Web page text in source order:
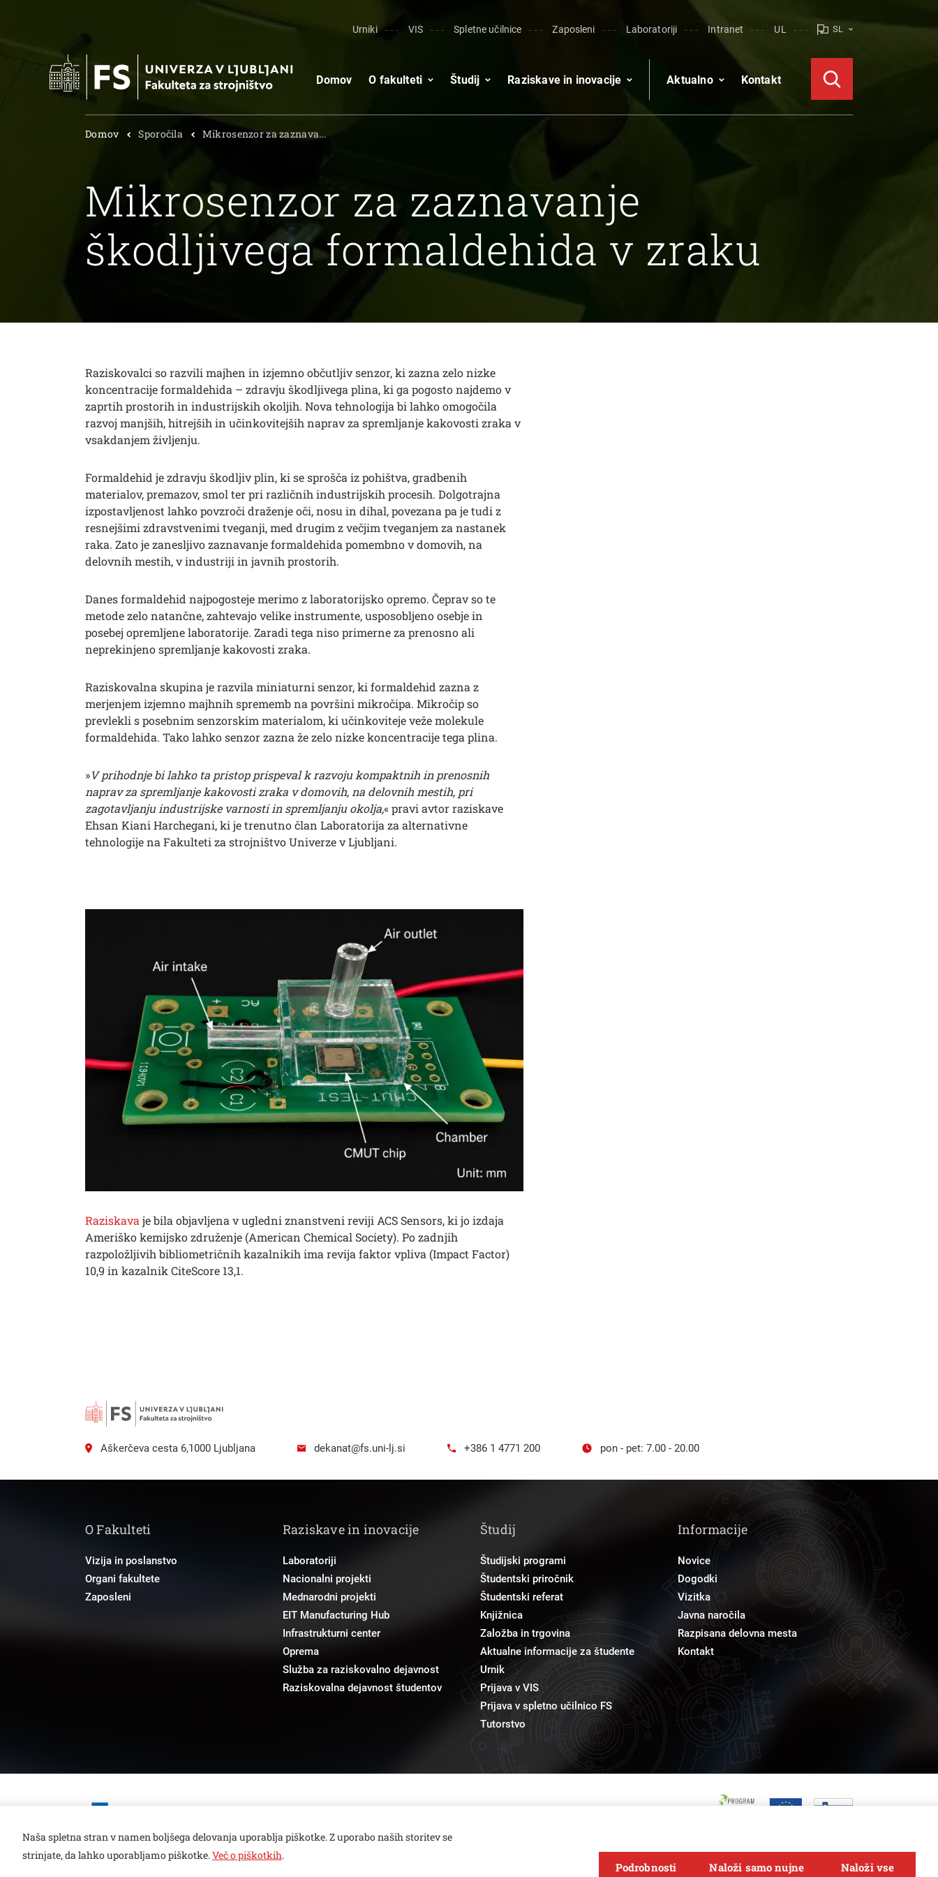
Urniki VIS Spletne učilnice Zaposleni Laboratoriji Intranet UL SL
Domov O fakulteti Študij Raziskave in inovacije Aktualno Kontakt
Domov Sporočila Mikrosenzor za zaznava...
Mikrosenzor za zaznavanje
škodljivega formaldehida v zraku
Raziskovalci so razvili majhen in izjemno občutljiv senzor, ki zazna zelo nizke
koncentracije formaldehida – zdravju škodljivega plina, ki ga pogosto najdemo v
zaprtih prostorih in industrijskih okoljih. Nova tehnologija bi lahko omogočila
razvoj manjših, hitrejših in učinkovitejših naprav za spremljanje kakovosti zraka v
vsakdanjem življenju.
Formaldehid je zdravju škodljiv plin, ki se sprošča iz pohištva, gradbenih
materialov, premazov, smol ter pri različnih industrijskih procesih. Dolgotrajna
izpostavljenost lahko povzroči draženje oči, nosu in dihal, povezana pa je tudi z
resnejšimi zdravstvenimi tveganji, med drugim z večjim tveganjem za nastanek
raka. Zato je zanesljivo zaznavanje formaldehida pomembno v domovih, na
delovnih mestih, v industriji in javnih prostorih.
Danes formaldehid najpogosteje merimo z laboratorijsko opremo. Čeprav so te
metode zelo natančne, zahtevajo velike instrumente, usposobljeno osebje in
posebej opremljene laboratorije. Zaradi tega niso primerne za prenosno ali
neprekinjeno spremljanje kakovosti zraka.
Raziskovalna skupina je razvila miniaturni senzor, ki formaldehid zazna z
merjenjem izjemno majhnih sprememb na površini mikročipa. Mikročip so
prevlekli s posebnim senzorskim materialom, ki učinkoviteje veže molekule
formaldehida. Tako lahko senzor zazna že zelo nizke koncentracije tega plina.
»V prihodnje bi lahko ta pristop prispeval k razvoju kompaktnih in prenosnih
naprav za spremljanje kakovosti zraka v domovih, na delovnih mestih, pri
zagotavljanju industrijske varnosti in spremljanju okolja,« pravi avtor raziskave
Ehsan Kiani Harchegani, ki je trenutno član Laboratorija za alternativne
tehnologije na Fakulteti za strojništvo Univerze v Ljubljani.
Raziskava je bila objavljena v ugledni znanstveni reviji ACS Sensors, ki jo izdaja
Ameriško kemijsko združenje (American Chemical Society). Po zadnjih
razpoložljivih bibliometričnih kazalnikih ima revija faktor vpliva (Impact Factor)
10,9 in kazalnik CiteScore 13,1.
Aškerčeva cesta 6,1000 Ljubljana dekanat@fs.uni-lj.si +386 1 4771 200 pon - pet: 7.00 - 20.00
O Fakulteti
Vizija in poslanstvo
Organi fakultete
Zaposleni
Raziskave in inovacije
Laboratoriji
Nacionalni projekti
Mednarodni projekti
EIT Manufacturing Hub
Infrastrukturni center
Oprema
Služba za raziskovalno dejavnost
Raziskovalna dejavnost študentov
Študij
Študijski programi
Študentski priročnik
Študentski referat
Knjižnica
Založba in trgovina
Aktualne informacije za študente
Urnik
Prijava v VIS
Prijava v spletno učilnico FS
Tutorstvo
Informacije
Novice
Dogodki
Vizitka
Javna naročila
Razpisana delovna mesta
Kontakt
Naša spletna stran v namen boljšega delovanja uporablja piškotke. Z uporabo naših storitev se
strinjate, da lahko uporabljamo piškotke.Več o piškotkih.
Podrobnosti Naloži samo nujne Naloži vse